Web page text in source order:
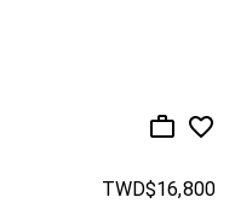
TWD$16,800